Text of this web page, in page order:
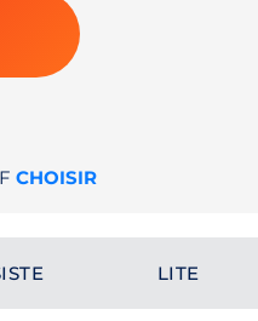
CHOISIR
LITE